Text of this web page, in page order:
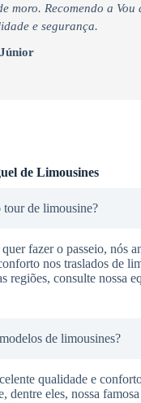
moro. Recomendo a
e segurança.
de Limousines
tour de limousine?
fazer o passeio, nós
nos traslados de
regiões, consulte nossa
de limousines?
qualidade e
dentre eles, nossa